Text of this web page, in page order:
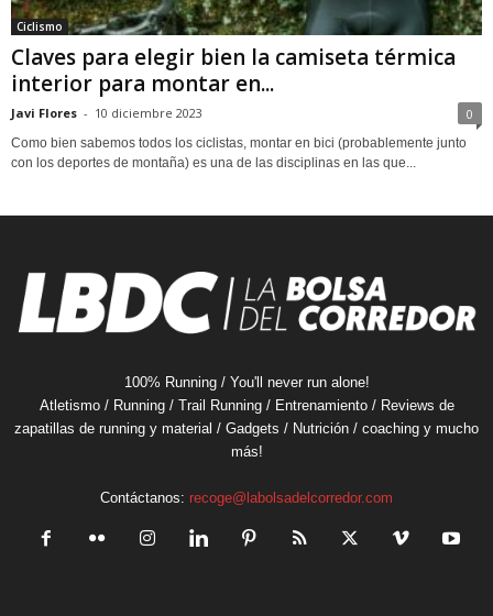
Ciclismo
Claves para elegir bien la camiseta térmica
interior para montar en...
Javi Flores - 10 diciembre 2023 0
Como bien sabemos todos los ciclistas, montar en bici (probablemente junto
con los deportes de montaña) es una de las disciplinas en las que...
100% Running / You'll never run alone!
Atletismo / Running / Trail Running / Entrenamiento / Reviews de
zapatillas de running y material / Gadgets / Nutrición / coaching y mucho
más!
Contáctanos: recoge@labolsadelcorredor.com